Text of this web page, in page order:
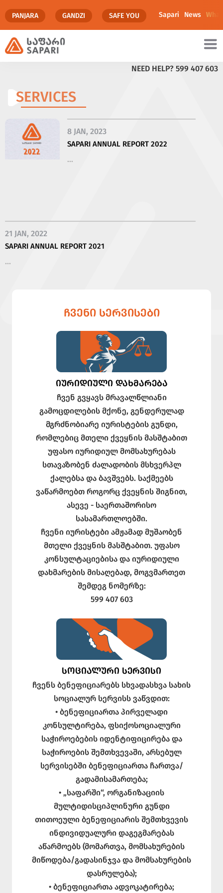
PANJARA GANDZI SAFE YOU Sapari News
NEED HELP? 599 407 603
SERVICES
8 JAN, 2023
SAPARI ANNUAL REPORT 2022
...
21 JAN, 2022
SAPARI ANNUAL REPORT 2021
...
ᲩᲕᲔᲜᲘ ᲡᲔᲠᲕᲘᲡᲔᲑᲘ
ᲘᲣᲠᲘᲓᲘᲣᲚᲘ ᲓᲐᲮᲛᲐᲠᲔᲑᲐ
ჩვენ გვყავს მრავალწლიანი
გამოცდილების მქონე, გენდერულად
მგრძნობიარე იურისტების გუნდი,
რომლებიც მთელი ქვეყნის მასშტაბით
უფასო იურიდიულ მომსახურებას
სთავაზობენ ძალადობის მსხვერპლ
ქალებსა და ბავშვებს. საქმეებს
ვაწარმოებთ როგორც ქვეყნის შიგნით,
ასევე - საერთაშორისო
სასამართლოებში.
ჩვენი იურისტები ამჟამად მუშაობენ
მთელი ქვეყნის მასშტაბით. უფასო
კონსულტაციებისა და იურიდიული
დახმარების მისაღებად, მოგვმართეთ
შემდეგ ნომერზე:
599 407 603
ᲡᲝᲪᲘᲐᲚᲣᲠᲘ ᲡᲔᲠᲕᲘᲡᲘ
ჩვენს ბენეფიციარებს სხვადასხვა სახის
სოციალურ სერვისს ვაწვდით:
• ბენეფიციართა პირველადი
კონსულტირება, ფსიქოსოციალური
საჭიროებების იდენტიფიცირება და
საჭიროების შემთხვევაში, არსებულ
სერვისებში ბენეფიციართა ჩართვა/
გადამისამართება;
• „საფარში“, ორგანიზაციის
მულტიდისციპლინური გუნდი
თითოეული ბენეფიციარის შემთხვევის
ინდივიდუალური დაგეგმარებას
აწარმოებს (მომართვა, მომსახურების
მიწოდება/გადასინჯვა და მომსახურების
დასრულება);
• ბენეფიციართა ადვოკატირება;